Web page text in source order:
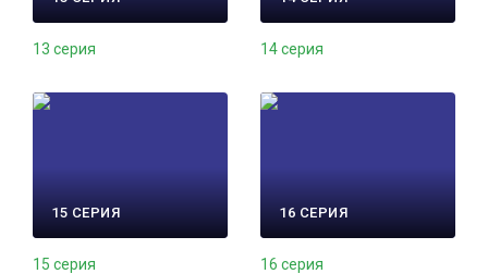
13 серия 14 серия
15 СЕРИЯ
15 серия
16 СЕРИЯ
16 серия